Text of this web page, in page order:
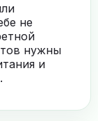
не
нужны
и